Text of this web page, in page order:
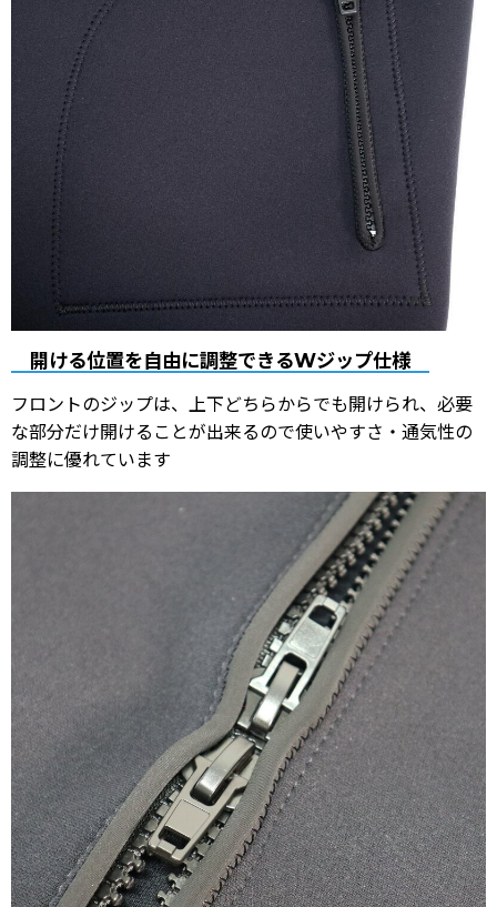
開ける位置を自由に調整できるWジップ仕様
フロントのジップは、上下どちらからでも開けられ、必要
な部分だけ開けることが出来るので使いやすさ・通気性の
調整に優れています